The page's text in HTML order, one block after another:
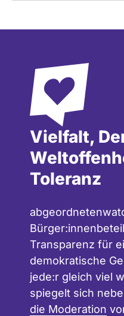
Vielfalt,
Toleranz
Transparenz für
demokratische
jede:r gleich viel
spiegelt sich
die Moderation